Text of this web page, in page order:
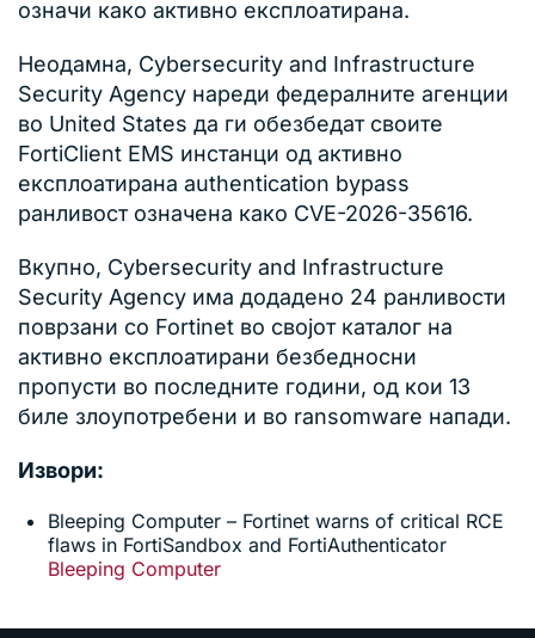
означи како активно експлоатирана.
Неодамна, Cybersecurity and Infrastructure
Security Agency нареди федералните агенции
во United States да ги обезбедат своите
FortiClient EMS инстанци од активно
експлоатирана authentication bypass
ранливост означена како CVE-2026-35616.
Вкупно, Cybersecurity and Infrastructure
Security Agency има додадено 24 ранливости
поврзани со Fortinet во својот каталог на
активно експлоатирани безбедносни
пропусти во последните години, од кои 13
биле злоупотребени и во ransomware напади.
Извори:
Bleeping Computer – Fortinet warns of critical RCE
flaws in FortiSandbox and FortiAuthenticator
Bleeping Computer